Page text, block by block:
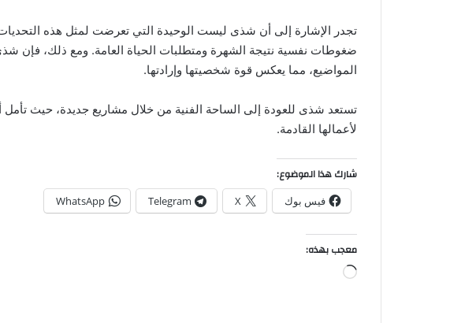
تجدر الإشارة إلى أن شذى ليست الوحيدة التي تعرضت لمثل هذه
ضغوطات نفسية نتيجة الشهرة ومتطلبات الحياة العامة. ومع ذلك، فإن
المواضيع، مما يعكس قوة شخصيتها وإرادتها.
تستعد شذى للعودة إلى الساحة الفنية من خلال مشاريع جديدة، حيث
لأعمالها القادمة.
شارك هذا الموضوع:
فيس بوك X
Telegram
WhatsApp
معجب بهذه:
جاري